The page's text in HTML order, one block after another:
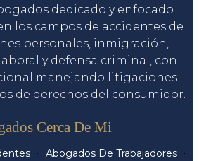
dedicado y enfocado
los campos de accidentes de
personales, inmigración,
y defensa criminal, con
manejando litigaciones
de derechos del consumidor.
Cerca De Mi
Abogados De Trabajadores